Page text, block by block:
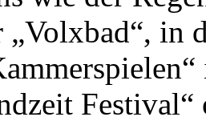
„Volxbad“, in